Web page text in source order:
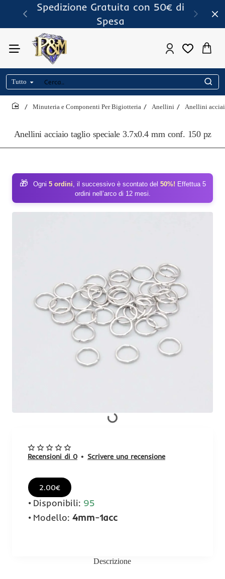
Spedizione Gratuita con 50€ di
Spesa
Tutto
Cerca..
Anellini acciaio taglio speciale 3.7x0.4 mm conf. 150 pz
Minuteria e Componenti Per Bigiotteria Anellini Anellini
🎁 Ogni 5 ordini, il successivo è scontato del 50%! Effettua 5
ordini nell’arco di 12 mesi.
Recensioni di 0 • Scrivere una recensione
2.00€
Disponibili: 95
Modello: 4mm-1acc
Descrizione